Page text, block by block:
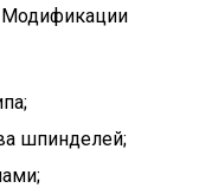
шпинделей;